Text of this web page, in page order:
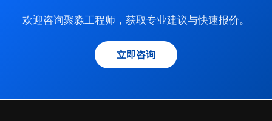
欢迎咨询聚淼工程师，获取专业建议与快速报价。
立即咨询